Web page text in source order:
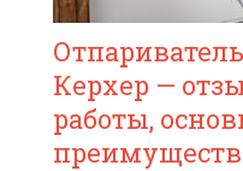
Керхер —
работы,